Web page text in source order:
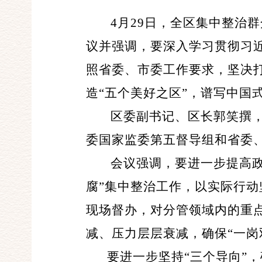
4月29日，全区集中整治
议并强调，要深入学习贯彻习
照省委、市委工作要求，坚决
造“五个美好之区”，谱写中国
区委副书记、区长郭笑撰
委国家监委第五督导组和省委
会议强调，要进一步提高
腐”集中整治工作，以实际行
现场督办，对分管领域内的重
减、压力层层衰减，确保“一
要进一步坚持“三个导向”